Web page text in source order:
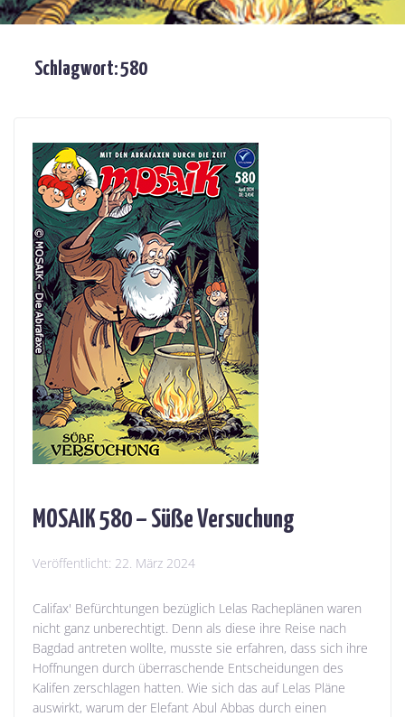
Schlagwort:580
MOSAIK 580 – Süße Versuchung
Veröffentlicht: 22. März 2024
Califax' Befürchtungen bezüglich Lelas Racheplänen waren
nicht ganz unberechtigt. Denn als diese ihre Reise nach
Bagdad antreten wollte, musste sie erfahren, dass sich ihre
Hoffnungen durch überraschende Entscheidungen des
Kalifen zerschlagen hatten. Wie sich das auf Lelas Pläne
auswirkt, warum der Elefant Abul Abbas durch einen